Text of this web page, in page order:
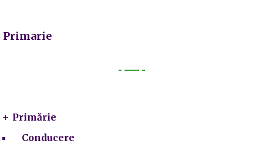
Primarie
Primărie
Conducere